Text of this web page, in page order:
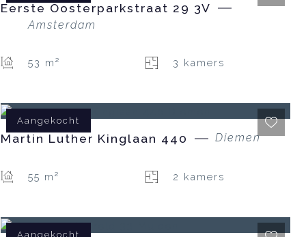
Eerste Oosterparkstraat 29 3V
Amsterdam
53 m² 3 kamers
Aangekocht
Martin Luther Kinglaan 440 Diemen
55 m² 2 kamers
Aangekocht